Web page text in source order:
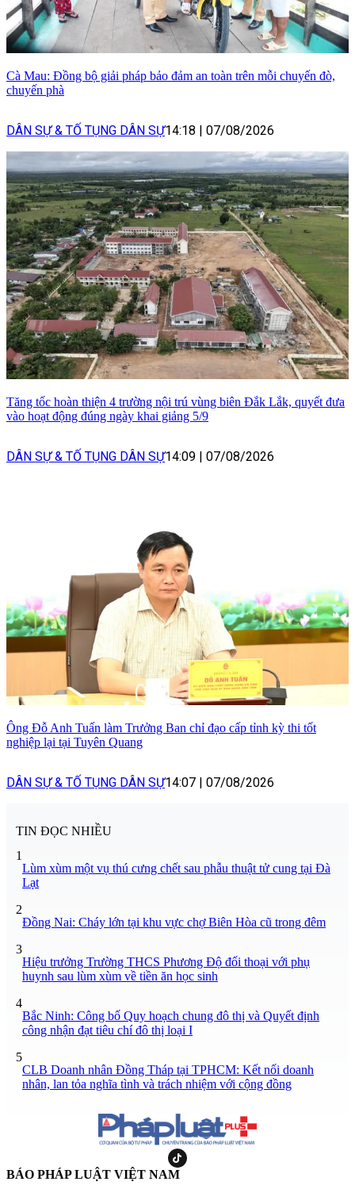
Cà Mau: Đồng bộ giải pháp bảo đảm an toàn trên mỗi chuyến đò,
chuyến phà
DÂN SỰ & TỐ TỤNG DÂN SỰ14:18 07/08/2026
Tăng tốc hoàn thiện 4 trường nội trú vùng biên Đắk Lắk, quyết đưa
vào hoạt động đúng ngày khai giảng 5/9
DÂN SỰ & TỐ TỤNG DÂN SỰ14:09 07/08/2026
Ông Đỗ Anh Tuấn làm Trưởng Ban chỉ đạo cấp tỉnh kỳ thi tốt
nghiệp lại tại Tuyên Quang
DÂN SỰ & TỐ TỤNG DÂN SỰ14:07 07/08/2026
TIN ĐỌC NHIỀU
1
Lùm xùm một vụ thú cưng chết sau phẫu thuật tử cung tại Đà
Lạt
2
Đồng Nai: Cháy lớn tại khu vực chợ Biên Hòa cũ trong đêm
3
Hiệu trưởng Trường THCS Phương Độ đối thoại với phụ
huynh sau lùm xùm về tiền ăn học sinh
4
Bắc Ninh: Công bố Quy hoạch chung đô thị và Quyết định
công nhận đạt tiêu chí đô thị loại I
5
CLB Doanh nhân Đồng Tháp tại TPHCM: Kết nối doanh
nhân, lan tỏa nghĩa tình và trách nhiệm với cộng đồng
BÁO PHÁP LUẬT VIỆT NAM